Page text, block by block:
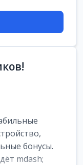
бонусы.
mdash;